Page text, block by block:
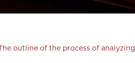
outline of the process of